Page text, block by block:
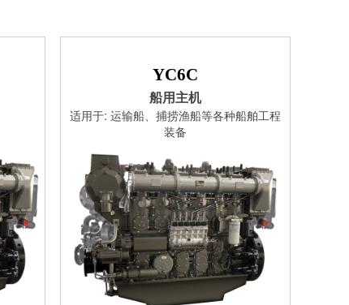
YC6C
船用主机
适用于: 运输船、捕捞渔船等各种船舶工程
装备